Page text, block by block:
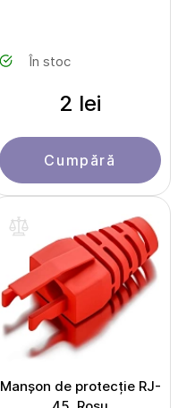
În stoc
2 lei
Cumpără
Manșon de protecție RJ-